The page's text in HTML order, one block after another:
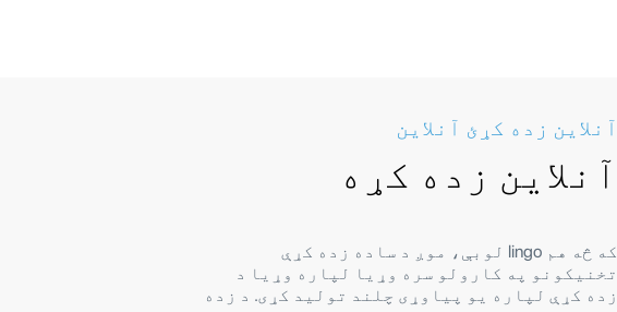
آنلاین زده کړئ آنلاین
آنلاین زده کړه
که څه هم lingo لوبې، موږ د ساده زده کړې
تخنیکونو په کارولو سره وړیا لپاره وړیا د
زده کړې لپاره یو پیاوړی چلند تولید کړی. د زده